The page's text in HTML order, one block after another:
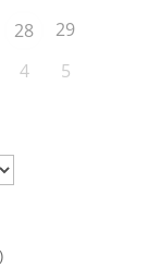
28
29
4 5